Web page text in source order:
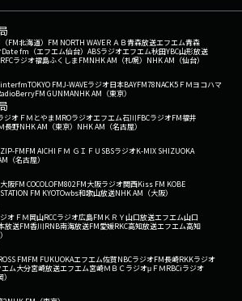
FM北海道） FM NORTH WAVEＲＡＢ青森放送エフエム青森
Date fm（エフエム仙台） ABSラジオエフエム秋田YBC山形放送
RFCラジオ福島ふくしまFMNHK AM（札幌） NHK AM（仙台）
interfmTOKYO FMJ-WAVEラジオ日本BAYFM78NACK5 ＦＭヨコハマ
FM GUNMANHK AM（東京）
ジオ ＦＭとやまMROラジオエフエム石川FBCラジオFM福井
長野NHK AM（東京） NHK AM（名古屋）
ZIP-FMFM AICHI ＦＭ ＧＩＦＵ SBSラジオK-MIX SHIZUOKA
（名古屋）
阪FM COCOLOFM802FM大阪ラジオ関西Kiss FM KOBE
FM KYOTOwbs和歌山放送NHK AM（大阪）
オ ＦＭ岡山RCCラジオ広島FM ＫＲＹ山口放送エフエム山口
放送FM香川RNB南海放送FM愛媛RKC高知放送エフエム高知
FMFM FUKUOKAエフエム佐賀NBCラジオFM長崎RKKラジオ
ム大分宮崎放送エフエム宮崎ＭＢＣラジオμＦＭRBCiラジオ